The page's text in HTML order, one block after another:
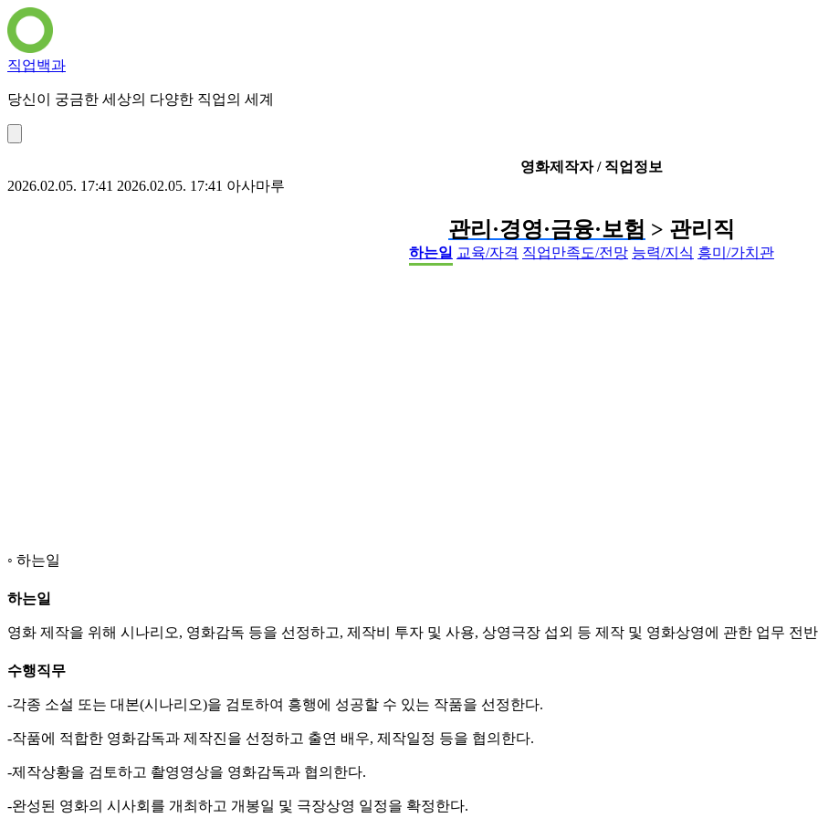
직업백과
당신이 궁금한 세상의 다양한 직업의 세계
영화제작자 / 직업정보
2026.02.05. 17:41 2026.02.05. 17:41 아사마루
관리·경영·금융·보험 > 관리직
하는일 교육/자격 직업만족도/전망 능력/지식 흥미/가치관
하는일
하는일
영화 제작을 위해 시나리오, 영화감독 등을 선정하고, 제작비 투자 및 사용, 상영극장 섭외 등 제작 및 영화상영에 관한 업무 전
수행직무
-각종 소설 또는 대본(시나리오)을 검토하여 흥행에 성공할 수 있는 작품을 선정한다.
-작품에 적합한 영화감독과 제작진을 선정하고 출연 배우, 제작일정 등을 협의한다.
-제작상황을 검토하고 촬영영상을 영화감독과 협의한다.
-완성된 영화의 시사회를 개최하고 개봉일 및 극장상영 일정을 확정한다.